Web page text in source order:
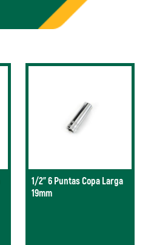
1/2" 6 Puntas Copa Larga
19mm